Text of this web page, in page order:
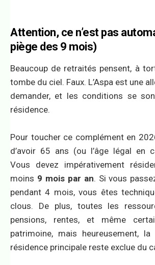
Attention, ce n’est pas
piège des 9 mois)
Beaucoup de retraités pensent, à
tombe du ciel. Faux. L’Aspa est une
demander, et les conditions se
résidence.
Pour toucher ce complément en
d’avoir 65 ans (ou l’âge légal en
Vous devez impérativement
moins 9 mois par an. Si vous
pendant 4 mois, vous êtes
clous. De plus, toutes les
pensions, rentes, et même
patrimoine, mais heureusement,
résidence principale reste exclue du